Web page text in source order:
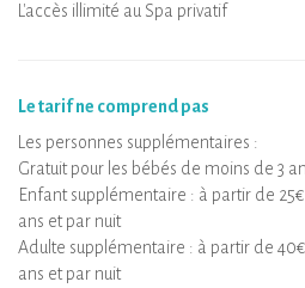
L'accès illimité au Spa privatif
Le tarif ne comprend pas
Les personnes supplémentaires :
Gratuit pour les bébés de moins de 3
Enfant supplémentaire : à partir de
ans et par nuit
Adulte supplémentaire : à partir de
ans et par nuit